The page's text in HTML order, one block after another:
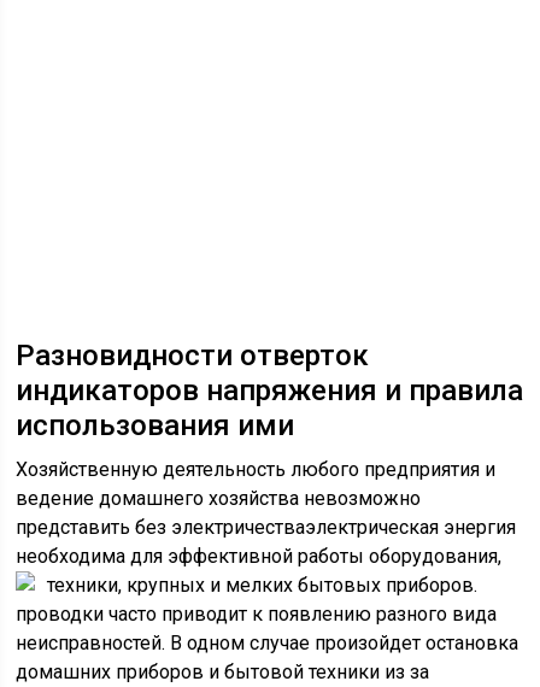
Разновидности отверток
индикаторов напряжения и правила
использования ими
Хозяйственную деятельность любого предприятия и
ведение домашнего хозяйства невозможно
представить без электричестваэлектрическая энергия
необходима для эффективной работы оборудования,
техники, крупных и мелких бытовых приборов.
проводки часто приводит к появлению разного вида
неисправностей. В одном случае произойдет остановка
домашних приборов и бытовой техники из за